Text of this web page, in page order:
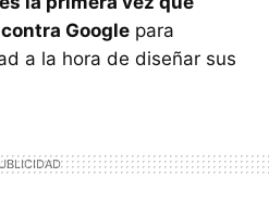
Google para
a la hora de diseñar sus